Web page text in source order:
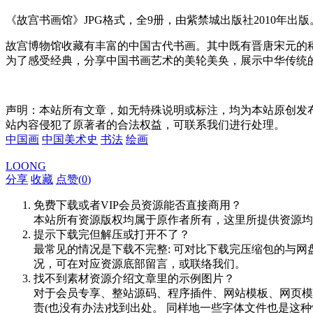
《故宫书画馆》JPG格式，全9册，由紫禁城出版社2010年出版
故宫博物馆收藏有丰富的中国古代书画。其中既有晋唐宋元
为了感受经典，分享中国书画艺术的美轮美奂，展示中华传
声明：本站所有文章，如无特殊说明或标注，均为本站原创
站内容侵犯了原著者的合法权益，可联系我们进行处理。
中国画 中国美术史 书法 绘画
LOONG
分享 收藏 点赞(0)
免费下载或者VIP会员资源能否直接商用？
本站所有资源版权均属于原作者所有，这里所提供资源
提示下载完但解压或打开不了？
最常见的情况是下载不完整: 可对比下载完压缩包的与
况，可在对应资源底部留言，或联络我们。
找不到素材资源介绍文章里的示例图片？
对于会员专享、整站源码、程序插件、网站模板、网页
责(也没有办法)找到出处。 同样地一些字体文件也是这